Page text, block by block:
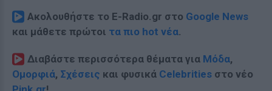
Ακολουθήστε το E-Radio.gr στο Google News
και μάθετε πρώτοι τα πιο hot νέα.
Διαβάστε περισσότερα θέματα για Μόδα,
Ομορφιά, Σχέσεις και φυσικά Celebrities στο νέο